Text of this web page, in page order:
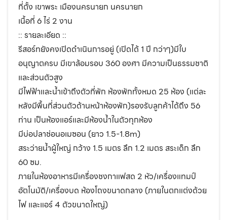
ที่ตั้ง เขาพระ เมืองนครนายก นครนายก
เนื้อที่ 6 ไร่ 2 งาน
:: รายละเอียด ::
รีสอร์ทยังคงเปิดดำเนินการอยู่ (เปิดได้ 1 ปี กว่าๆ)มีใบ
อนุญาตครบ มีเขาล้อมรอบ 360 องศา มีความเป็นธรรมชาติ
และส่วนตัวสูง ️
มีไฟฟ้าและน้ำเข้าถึงตัวที่พัก ห้องพักทั้งหมด 25 ห้อง (แต่ละ
หลังมีพื้นที่ส่วนตัวด้านหน้าห้องพัก)รองรับลูกค้าได้ถึง 56
ท่าน เป็นห้องแอร์และมีห้องน้ำในตัวทุกห้อง
มีบ่อปลาช่อนอเมซอน (ยาว 1.5-1.8m)
สระว่ายน้ำผู้ใหญ่ กว้าง 1.5 เมตร ลึก 1.2 เมตร สระเด็ก ลึก
60 ซม.
ภายในห้องอาหารมีเครื่องชงกาแฟสด 2 หัว/เครื่องแทมป์
อัตโนมัติ/เครื่องบด ห้องโถงขนาดกลาง (ภายในตกแต่งด้วย
ไฟ และแอร์ 4 ตัวขนาดใหญ่)